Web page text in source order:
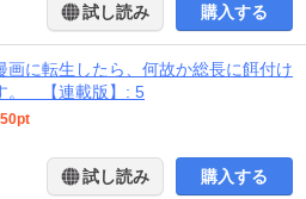
試し読み 購入する
画に転生したら、何故か総長に餌付け
。 【連載版】: 5
試し読み 購入する